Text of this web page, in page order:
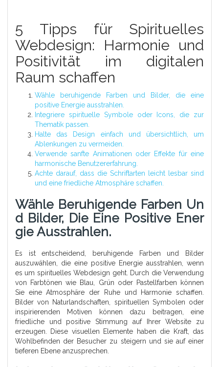
5 Tipps für Spirituelles
Webdesign: Harmonie und
Positivität im digitalen
Raum schaffen
Wähle beruhigende Farben und Bilder, die eine
positive Energie ausstrahlen.
Integriere spirituelle Symbole oder Icons, die zur
Thematik passen.
Halte das Design einfach und übersichtlich, um
Ablenkungen zu vermeiden.
Verwende sanfte Animationen oder Effekte für eine
harmonische Benutzererfahrung.
Achte darauf, dass die Schriftarten leicht lesbar sind
und eine friedliche Atmosphäre schaffen.
Wähle Beruhigende Farben Un
D Bilder, Die Eine Positive Ener
Gie Ausstrahlen.
Es ist entscheidend, beruhigende Farben und Bilder
auszuwählen, die eine positive Energie ausstrahlen, wenn
es um spirituelles Webdesign geht. Durch die Verwendung
von Farbtönen wie Blau, Grün oder Pastellfarben können
Sie eine Atmosphäre der Ruhe und Harmonie schaffen.
Bilder von Naturlandschaften, spirituellen Symbolen oder
inspirierenden Motiven können dazu beitragen, eine
friedliche und positive Stimmung auf Ihrer Website zu
erzeugen. Diese visuellen Elemente haben die Kraft, das
Wohlbefinden der Besucher zu steigern und sie auf einer
tieferen Ebene anzusprechen.